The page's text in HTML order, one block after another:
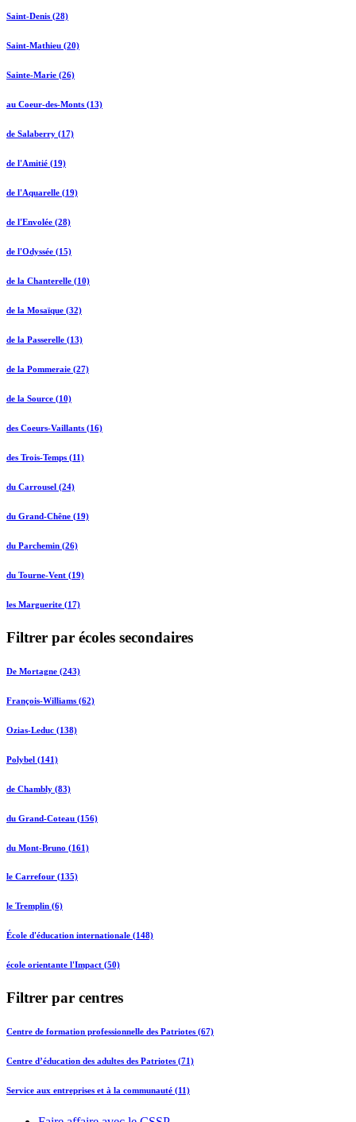
Saint-Denis (28)
Saint-Mathieu (20)
Sainte-Marie (26)
au Coeur-des-Monts (13)
de Salaberry (17)
de l'Amitié (19)
de l'Aquarelle (19)
de l'Envolée (28)
de l'Odyssée (15)
de la Chanterelle (10)
de la Mosaïque (32)
de la Passerelle (13)
de la Pommeraie (27)
de la Source (10)
des Coeurs-Vaillants (16)
des Trois-Temps (11)
du Carrousel (24)
du Grand-Chêne (19)
du Parchemin (26)
du Tourne-Vent (19)
les Marguerite (17)
Filtrer par écoles secondaires
De Mortagne (243)
François-Williams (62)
Ozias-Leduc (138)
Polybel (141)
de Chambly (83)
du Grand-Coteau (156)
du Mont-Bruno (161)
le Carrefour (135)
le Tremplin (6)
École d'éducation internationale (148)
école orientante l'Impact (50)
Filtrer par centres
Centre de formation professionnelle des Patriotes (67)
Centre d’éducation des adultes des Patriotes (71)
Service aux entreprises et à la communauté (11)